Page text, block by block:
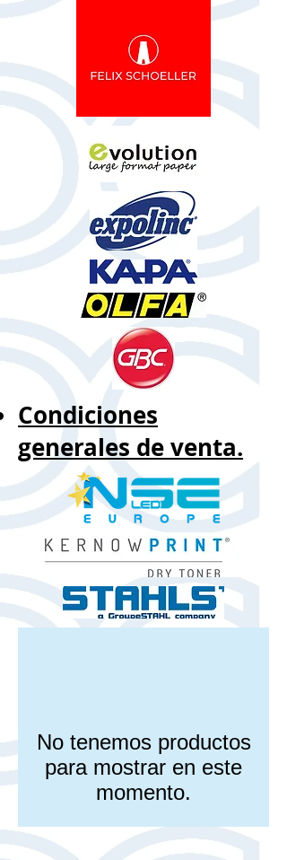
Condiciones
generales de venta.
No tenemos productos
para mostrar en este
momento.